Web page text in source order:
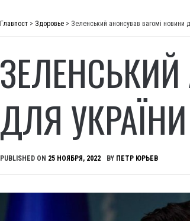
Главпост > Здоровье > Зеленський анонсував вагомі новини
ДЛЯ УКРАЇНИ
PUBLISHED ON 25 НОЯБРЯ, 2022 BY ПЕТР ЮРЬЕВ